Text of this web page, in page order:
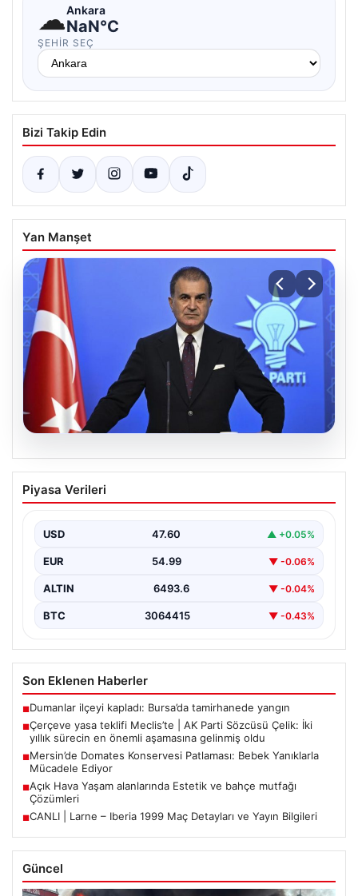
☁Ankara
NaN°C
ŞEHIR SEÇ
Bizi Takip Edin
Yan Manşet
05.08.2026
Çerçeve yasa teklifi Meclis’te | AK Parti
Sözcüsü Çelik: İki yıllık sürecin en
Piyasa Verileri
USD 47.60 ▲ +0.05%
EUR 54.99 ▼ -0.06%
ALTIN 6493.6 ▼ -0.04%
BTC 3064415 ▼ -0.43%
Son Eklenen Haberler
■Dumanlar ilçeyi kapladı: Bursa’da tamirhanede yangın
■Çerçeve yasa teklifi Meclis’te | AK Parti Sözcüsü Çelik: İki
yıllık sürecin en önemli aşamasına gelinmiş oldu
■Mersin’de Domates Konservesi Patlaması: Bebek Yanıklarla
Mücadele Ediyor
■Açık Hava Yaşam alanlarında Estetik ve bahçe mutfağı
Çözümleri
■CANLI | Larne – Iberia 1999 Maç Detayları ve Yayın Bilgileri
Güncel